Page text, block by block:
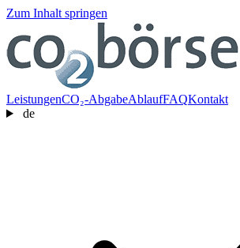
Zum Inhalt springen
LeistungenCO₂-AbgabeAblaufFAQKontakt
de